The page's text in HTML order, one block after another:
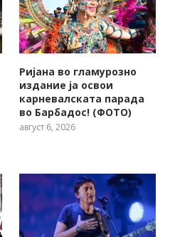
Ријана во гламурозно
издание ја освои
карневалската парада
во Барбадос! (ФОТО)
август 6, 2026